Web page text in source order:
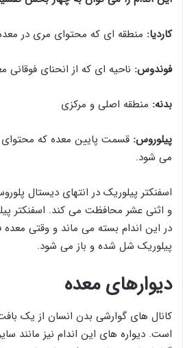
کاردیا: منطقه ای که محتوای مری در
فوندوس: ناحیه ای که از انحنای
بدنه: منطقه اصلی و مرکزی
پیلوروس: قسمت پایین معده که
می شود.
اسفنکتر پیلوریک در انتهای دیستال
و اثنی عشر محافظت می کند. اسفنکتر
در این اندام بسته می ماند و وقتی معده
پیلوریک شل شده و باز می شود.
دیوارهای معده
کانال های گوارشی بدن انسان از یک
است. دیواره های این اندام نیز مانند